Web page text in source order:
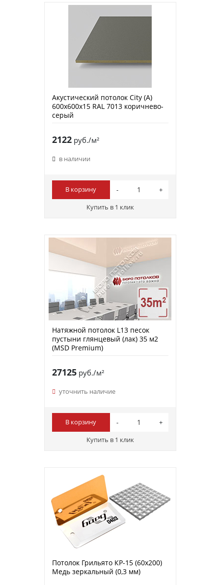
Акустический потолок City (A)
600х600х15 RAL 7013 коричнево-
серый
2122руб./м²
в наличии
В корзину
Купить в 1 клик
Натяжной потолок L13 песок
пустыни глянцевый (лак) 35 м2
(MSD Premium)
27125руб./м²
уточнить наличие
В корзину
Купить в 1 клик
Потолок Грильято КР-15 (60х200)
Медь зеркальный (0,3 мм)